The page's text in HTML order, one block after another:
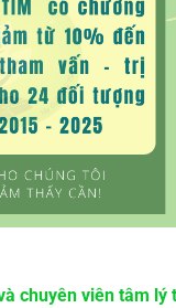
chuyên viên tâm lý